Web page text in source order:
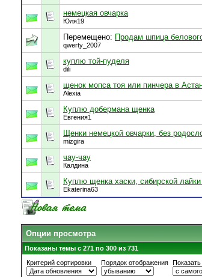
немецкая овчарка
Юля19
Перемещено: Продам шпица
qwerty_2007
куплю той-пуделя
dili
щенок мопса тоя или пинчера в
Alexia
Куплю добермана щенка
Евгения1
Щенки немецкой овчарки, без
mizgira
чау-чау
Калдина
Куплю щенка хаски, сибирской
Ekaterina63
Опции просмотра
Показаны темы с 271 по 300 из 731
Критерий сортировки
Порядок отображения Показать